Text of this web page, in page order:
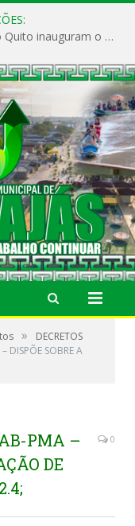
Prefeito Vivaldo Mendes e vice-prefeito Quito inauguram o CAPS e fortalecem a saúde pública em Anajás.
»
DECRETOS
DISPÕE SOBRE A
PMA –
DE
0